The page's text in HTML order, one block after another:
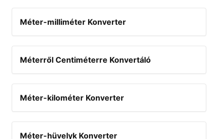
Méter-milliméter Konverter
Méterről Centiméterre Konvertáló
Méter-kilométer Konverter
Méter-hüvelyk Konverter